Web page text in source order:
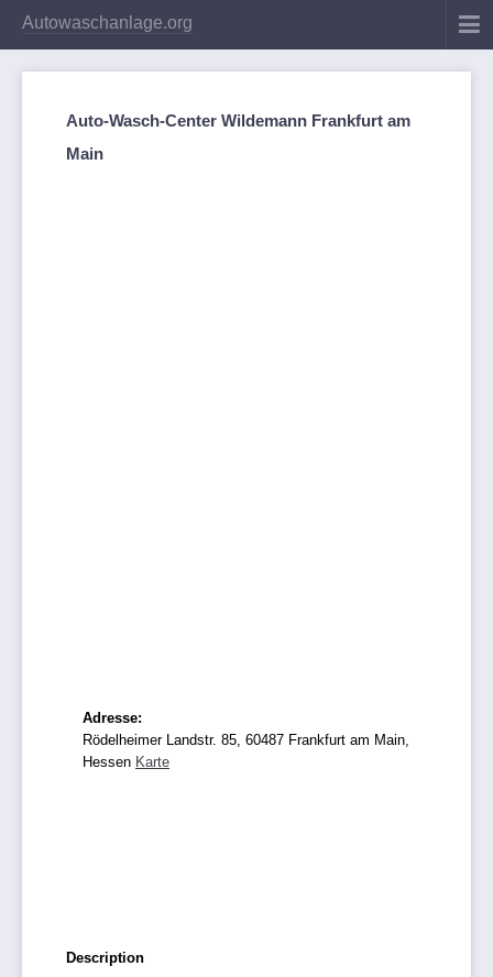
Autowaschanlage.org
Auto-Wasch-Center Wildemann Frankfurt am
Main
Adresse:
Rödelheimer Landstr. 85, 60487 Frankfurt am Main,
Hessen Karte
Description